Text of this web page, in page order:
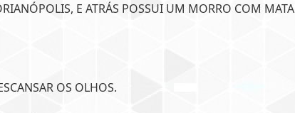
E ATRÁS POSSUI UM MORRO COM MATA
OS OLHOS.